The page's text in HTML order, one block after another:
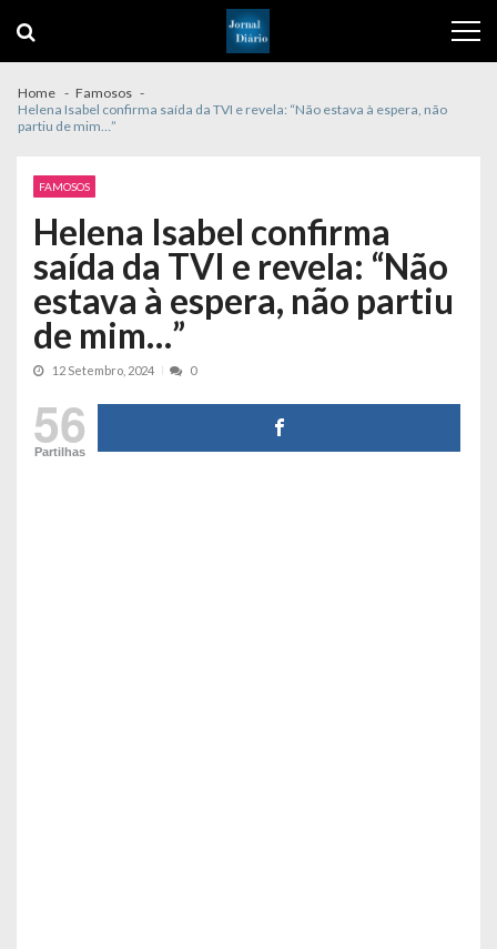
navigation
content
Home
Famosos
Helena Isabel confirma saída da TVI e revela: “Não estava à espera, não
partiu de mim…”
FAMOSOS
Helena Isabel confirma
saída da TVI e revela: “Não
estava à espera, não partiu
de mim…”
12 Setembro, 2024 0
56
Partilhas